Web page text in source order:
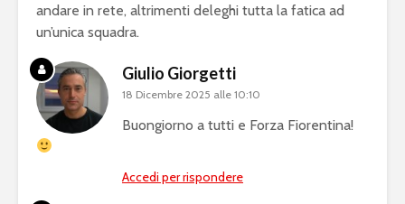
andare in rete, altrimenti deleghi tutta la fatica ad
un’unica squadra.
Giulio Giorgetti
18 Dicembre 2025 alle 10:10
Buongiorno a tutti e Forza Fiorentina!
Accedi per rispondere